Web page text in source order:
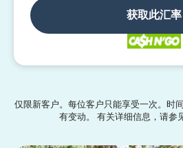
获取此汇率
仅限新客户。每位客户只能享受一次。时
有变动。 有关详细信息，请参